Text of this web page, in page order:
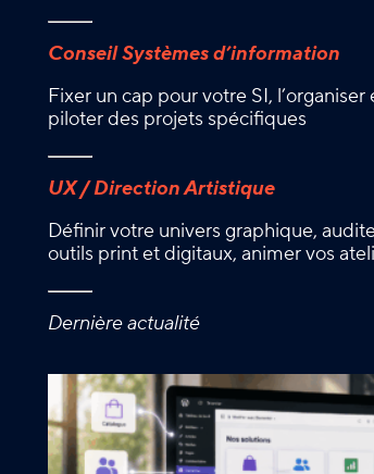
Conseil Systèmes d’information
Fixer un cap pour votre SI,
piloter des projets spécifiques
UX / Direction Artistique
Définir votre univers graphique,
outils print et digitaux, animer vos
Dernière actualité